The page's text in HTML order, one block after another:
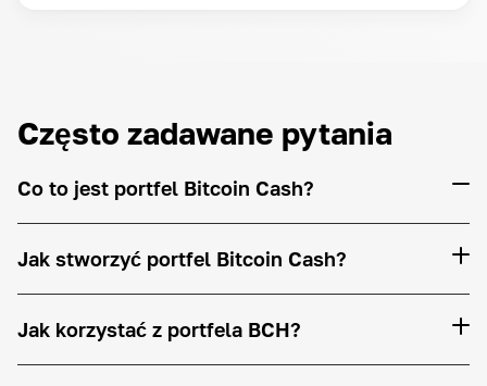
Często zadawane pytania
Co to jest portfel Bitcoin Cash?
Jak stworzyć portfel Bitcoin Cash?
Jak korzystać z portfela BCH?